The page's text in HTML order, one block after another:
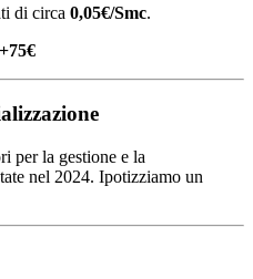
di circa 0,05€/Smc.
+75€
per la gestione e la
nel 2024. Ipotizziamo un